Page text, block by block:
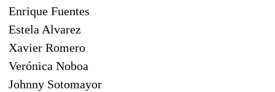
Enrique Fuentes
Estela Alvarez
Xavier Romero
Verónica Noboa
Johnny Sotomayor